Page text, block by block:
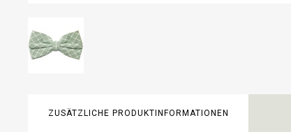
ZUSÄTZLICHE PRODUKTINFORMATIONEN